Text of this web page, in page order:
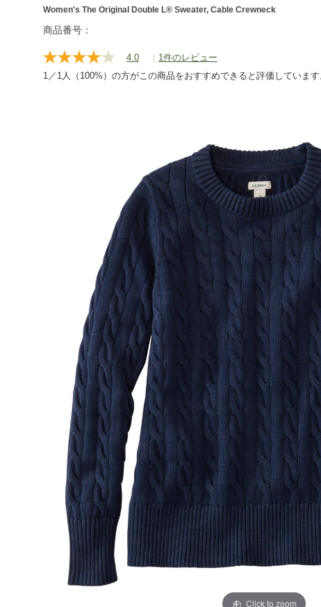
Women's The Original Double L® Sweater, Cable Crewneck
https://www.llbean.co.jp/womens/tops/sweater/g/P5845558.html
商品番号：
4.0
レ
ビ
ペ
ー
ジ
の
リ
ン
ク。
| 1件のレビュー
1／1人（100%）の方がこの商品をおすすめできると評価しています
Click to zoom